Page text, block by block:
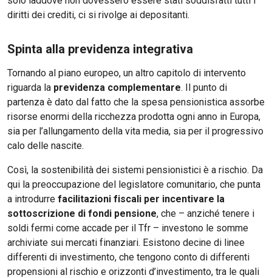
diritti dei crediti, ci si rivolge ai depositanti.
Spinta alla previdenza integrativa
Tornando al piano europeo, un altro capitolo di intervento
riguarda la previdenza complementare. Il punto di
partenza è dato dal fatto che la spesa pensionistica assorbe
risorse enormi della ricchezza prodotta ogni anno in Europa,
sia per l’allungamento della vita media, sia per il progressivo
calo delle nascite.
Così, la sostenibilità dei sistemi pensionistici è a rischio. Da
qui la preoccupazione del legislatore comunitario, che punta
a introdurre facilitazioni fiscali per incentivare la
sottoscrizione di fondi pensione, che – anziché tenere i
soldi fermi come accade per il Tfr – investono le somme
archiviate sui mercati finanziari. Esistono decine di linee
differenti di investimento, che tengono conto di differenti
propensioni al rischio e orizzonti d’investimento, tra le quali